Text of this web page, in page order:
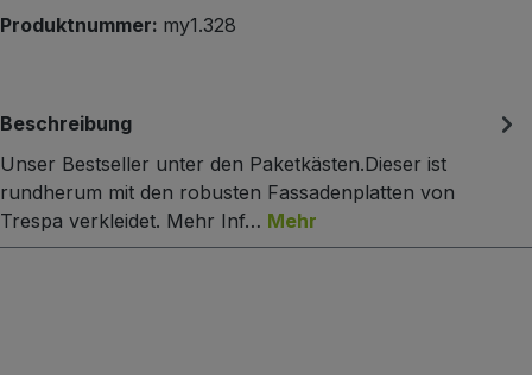
Produktnummer: my1.328
Beschreibung
Unser Bestseller unter den Paketkästen.Dieser ist
rundherum mit den robusten Fassadenplatten von
Trespa verkleidet. Mehr Inf… Mehr